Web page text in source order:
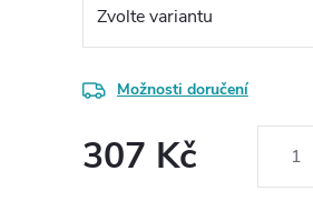
Možnosti doručení
307 Kč